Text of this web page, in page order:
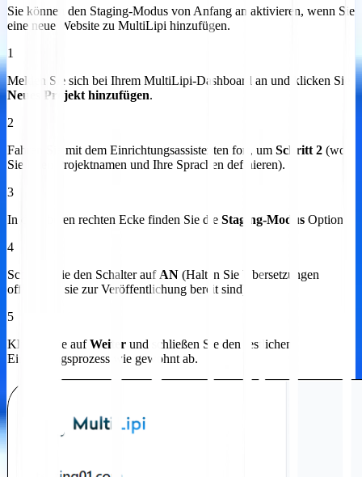
Sie können den Staging-Modus von Anfang an aktivieren, wenn Sie
eine neue Website zu MultiLipi hinzufügen.
1
Melden Sie sich bei Ihrem MultiLipi-Dashboard an und klicken Sie
Neues Projekt hinzufügen.
2
Fahren Sie mit dem Einrichtungsassistenten fort, um Schritt 2 (wo
Sie Ihren Projektnamen und Ihre Sprachen definieren).
3
In der oberen rechten Ecke finden Sie die Staging-Modus Option.
4
Schalten Sie den Schalter auf AN (Halten Sie Übersetzungen
offline, bis sie zur Veröffentlichung bereit sind).
5
Klicken Sie aufWeiter und schließen Sie den restlichen
Einrichtungsprozess wie gewohnt ab.